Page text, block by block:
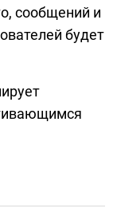
сообщений и
будет